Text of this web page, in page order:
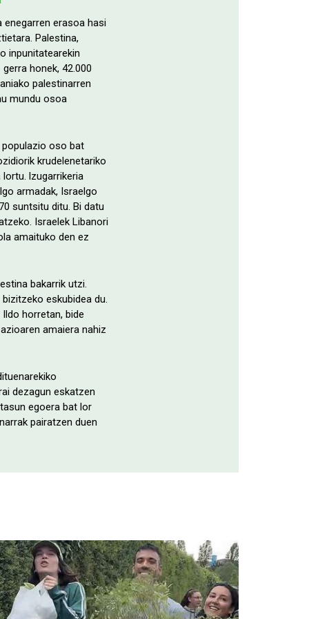
enegarren erasoa hasi
Palestina,
inpunitatearekin
honek, 42.000
palestinarren
mundu osoa
populazio oso bat
krudelenetariko
lzugarrikeria
armadak, Israelgo
suntsitu ditu. Bi datu
Israelek Libanori
amaituko den ez
bakarrik utzi.
eskubidea du.
horretan, bide
amaiera nahiz
dezagun eskatzen
egoera bat lor
pairatzen duen